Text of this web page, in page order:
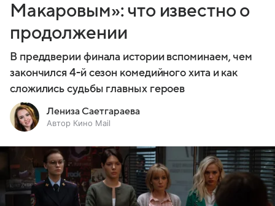
Макаровым»: что известно о
продолжении
В преддверии финала истории вспоминаем, чем
закончился 4-й сезон комедийного хита и как
сложились судьбы главных героев
Лениза Саетгараева
Автор Кино Mail